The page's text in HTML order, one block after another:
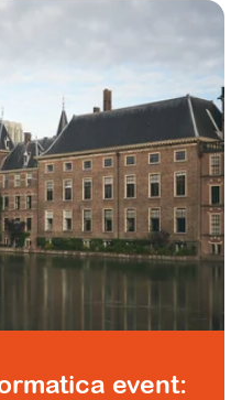
event: